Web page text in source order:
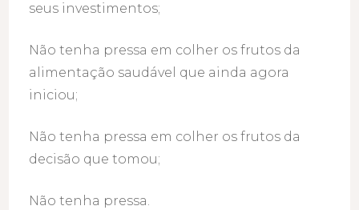
seus investimentos;
Não tenha pressa em colher os frutos da
alimentação saudável que ainda agora
iniciou;
Não tenha pressa em colher os frutos da
decisão que tomou;
Não tenha pressa.